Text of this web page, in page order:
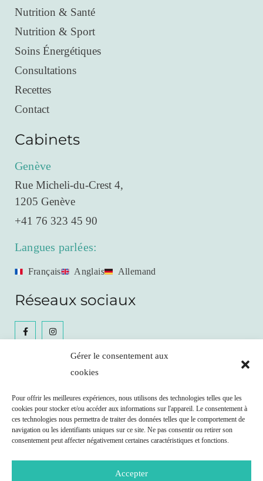
Gérer le consentement aux
cookies
Pour offrir les meilleures expériences, nous utilisons des technologies telles que les
cookies pour stocker et/ou accéder aux informations sur l'appareil. Le consentement à
ces technologies nous permettra de traiter des données telles que le comportement de
navigation ou les identifiants uniques sur ce site. Ne pas consentir ou retirer son
consentement peut affecter négativement certaines caractéristiques et fonctions.
Accepter
Nutrition & Santé
Nutrition & Sport
Soins Énergétiques
Consultations
Recettes
Contact
Cabinets
Genève
Rue Micheli-du-Crest 4,
1205 Genève
+41 76 323 45 90
Langues parlées:
Français Anglais Allemand
Réseaux sociaux
Prendre RDV
Remboursement possible par votre caisse maladie
selon les clauses de votre contrat.